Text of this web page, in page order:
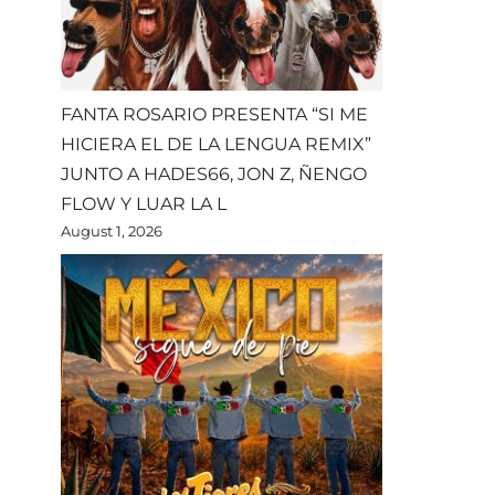
FANTA ROSARIO PRESENTA “SI ME
HICIERA EL DE LA LENGUA REMIX”
JUNTO A HADES66, JON Z, ÑENGO
FLOW Y LUAR LA L
August 1, 2026